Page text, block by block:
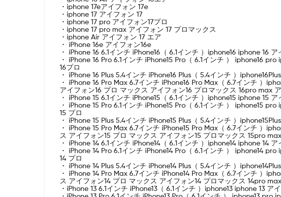
・iphone 17eアイフォン 17e
・iphone 17 アイフォン 17
・iphone 17 pro アイフォン17プロ
・iphone 17 pro max アイフォン 17 プロマックス
・iphone Air アイフォン 17 エア
・ iPhone 16e アイフォン16e
・ iPhone 16 6.1インチ iPhone16（ 6.1インチ ）iphone16 iphone 16
・ iPhone 16 Pro 6.1インチ iPhone15 Pro（ 6.1インチ ） iphone16
16プロ
・ iPhone 16 Plus 5.4インチ iPhone16 Plus（ 5.4インチ ）
・ iPhone 16 Pro Max 6.7インチ iPhone16 Pro Max（ 6.7インチ ）
アイフォン16 プロ マックス アイフォン16 プロマックス 16pro max
・ iPhone 15 6.1インチ iPhone15（ 6.1インチ ）iphone15 iphone 15
・ iPhone 15 Pro 6.1インチ iPhone15 Pro（ 6.1インチ ） iphone15
15 プロ
・ iPhone 15 Plus 5.4インチ iPhone15 Plus（ 5.4インチ ）
・ iPhone 15 Pro Max 6.7インチ iPhone15 Pro Max（ 6.7インチ ）
ス アイフォン15 プロ マックス アイフォン15 プロマックス 15pro
・ iPhone 14 6.1インチ iPhone14（ 6.1インチ ）iphone14 iphone 14
・ iPhone 14 Pro 6.1インチ iPhone14 Pro（ 6.1インチ ） iphone14
14 プロ
・ iPhone 14 Plus 5.4インチ iPhone14 Plus（ 5.4インチ ）
・ iPhone 14 Pro Max 6.7インチ iPhone14 Pro Max（ 6.7インチ ）
ス アイフォン14 プロ マックス アイフォン14 プロマックス 14pro
・iPhone 13 6.1インチ iPhone13（ 6.1インチ ）iphone13 iphone 13 ア